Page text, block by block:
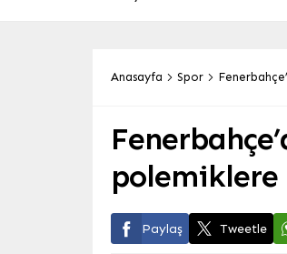
Anasayfa Spor
Paylaş Tweetle